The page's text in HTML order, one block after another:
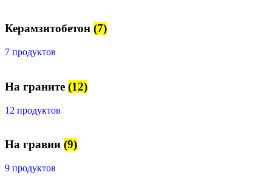
Керамзитобетон (7)
7 продуктов
На граните (12)
12 продуктов
На гравии (9)
9 продуктов